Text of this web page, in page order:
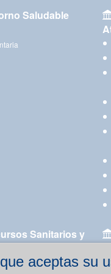
aceptas su
Saludable
Sanitarios y